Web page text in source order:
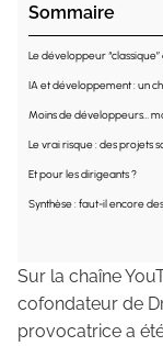
Sommaire
Le développeur
IA et développement : un
Moins de développeurs…
Le vrai risque : des projets
Et pour les dirigeants ?
Synthèse : faut-il encore
Sur la chaîne
cofondateur de
provocatrice a